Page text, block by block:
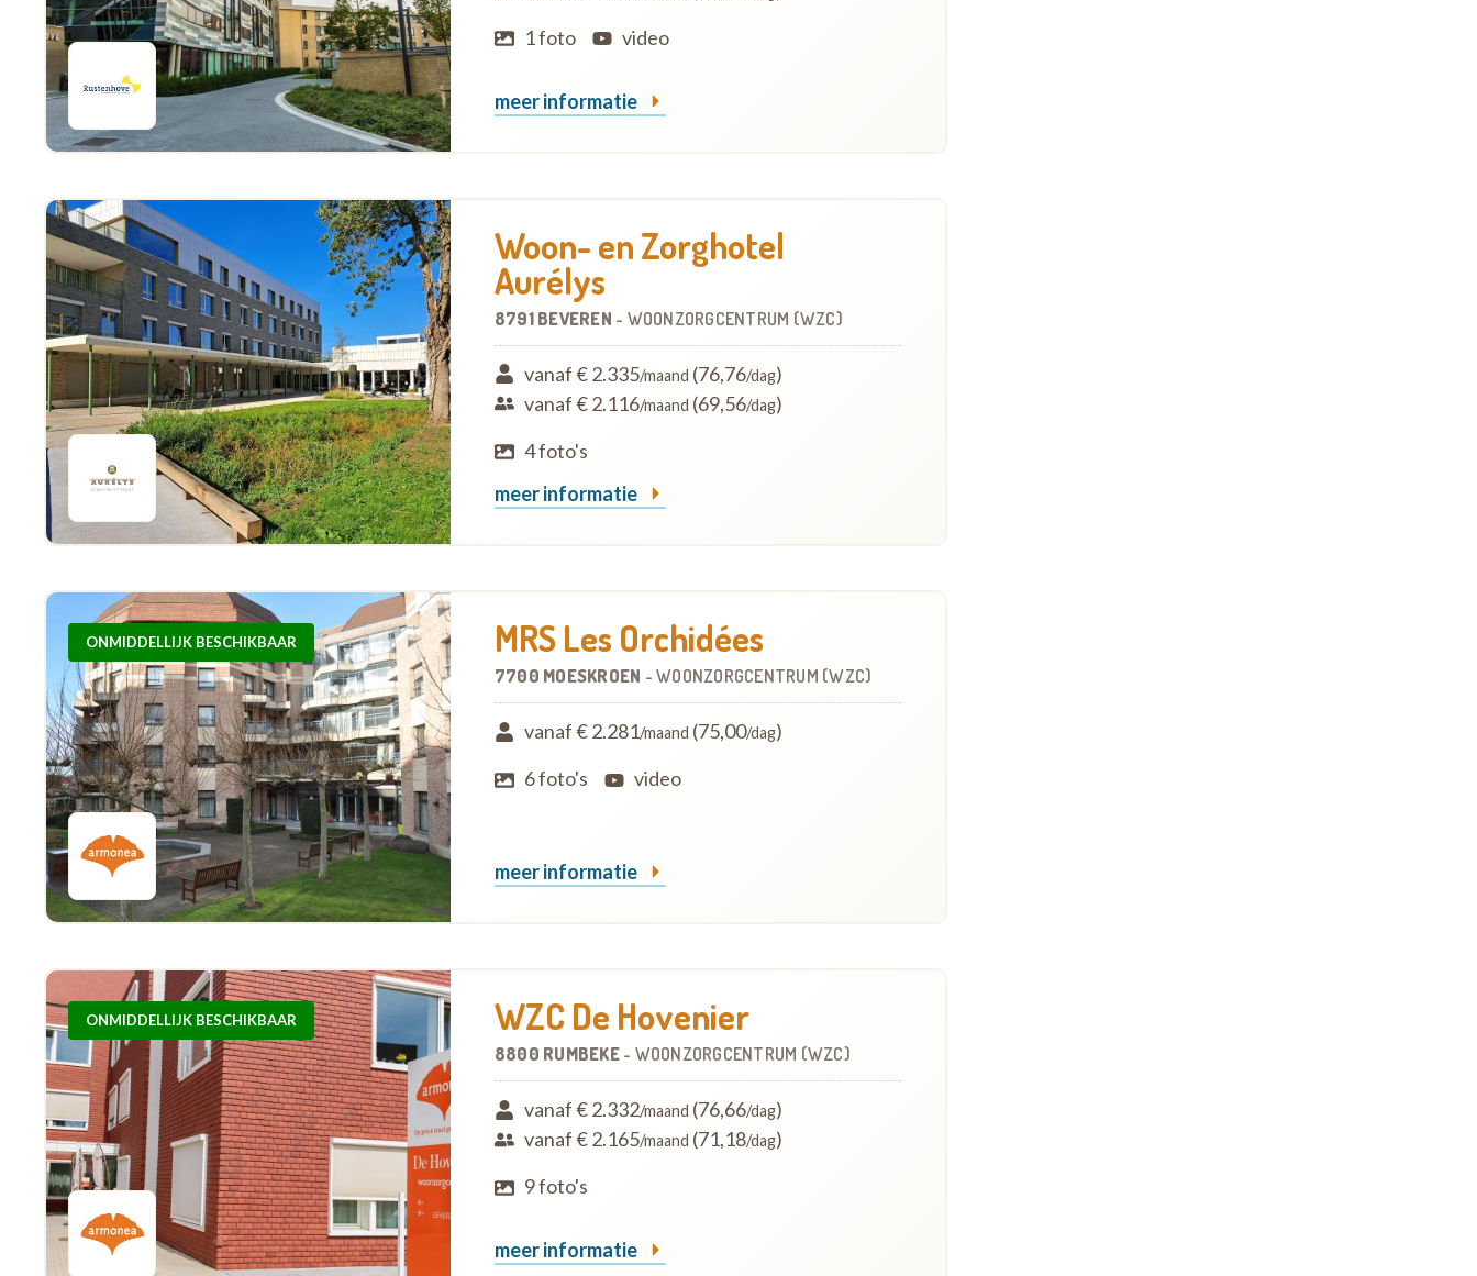
1 foto
video
meer informatie
Woon- en Zorghotel
Aurélys
8791 BEVEREN - WOONZORGCENTRUM (WZC)
vanaf € 2.335/maand (76,76/dag)
vanaf € 2.116/maand (69,56/dag)
4 foto's
meer informatie
ONMIDDELLIJK BESCHIKBAAR MRS Les Orchidées
7700 MOESKROEN -WOONZORGCENTRUM (WZC)
vanaf € 2.281/maand (75,00/dag)
6 foto's
video
meer informatie
ONMIDDELLIJK BESCHIKBAAR WZC De Hovenier
8800 RUMBEKE - WOONZORGCENTRUM (WZC)
vanaf € 2.332/maand (76,66/dag)
vanaf € 2.165/maand (71,18/dag)
9 foto's
meer informatie